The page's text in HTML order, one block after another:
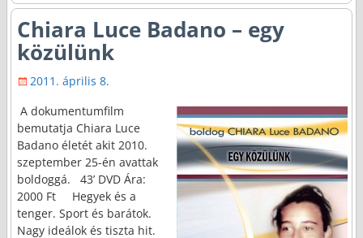
Chiara Luce Badano – egy
közülünk
2011. április 8.
A dokumentumfilm
bemutatja Chiara Luce
Badano életét akit 2010.
szeptember 25-én avattak
boldoggá. 43’ DVD Ára:
2000 Ft Hegyek és a
tenger. Sport és barátok.
Nagy ideálok és tiszta hit.